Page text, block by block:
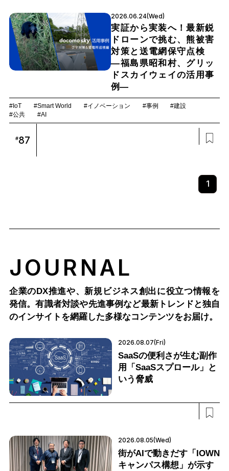
2026.06.24(Wed)
実証から実装へ！最新鋭
ドローンで挑む、熊被害
対策と送電網保守点検
―福島県昭和村、グリッ
ドスカイウェイの活用事
例―
#IoT #Smart World #イノベーション #事例
#建設
#公共
#AI
#87
1
JOURNAL
企業のDX推進や、新規ビジネス創出に役立つ情報を
発信。有識者対談や先進事例など最新トレンドと独自
のインサイトを網羅した多様なコンテンツをお届け。
2026.08.07(Fri)
SaaSの便利さが生む副作
用「SaaSスプロール」と
いう脅威
2026.08.05(Wed)
街がAIで動きだす「IOWN
キャンパス構想」が示す